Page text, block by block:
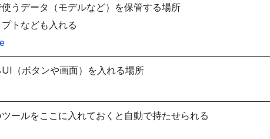
うデータ（モデルなど）を保管する場所
トなども入れる
（ボタンや画面）を入れる場所
ールをここに入れておくと自動で持たせられる